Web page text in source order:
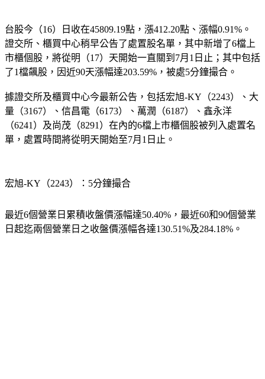
證交所、櫃買中心稍早公告了處置股名單，其中新增了6檔上
市櫃個股，將從明（17）天開始一直關到7月1日止；其中包括
了1檔飆股，因近90天漲幅達203.59%，被處5分鐘撮合。
量（3167）、信昌電（6173）、萬潤（6187）、鑫永洋
（6241）及尚茂（8291） 在內的6檔上市櫃個股被列入處置名
單，處置時間將從明天開始至7月1日止。
日起迄兩個營業日之收盤價漲幅各達130.51%及284.18%。